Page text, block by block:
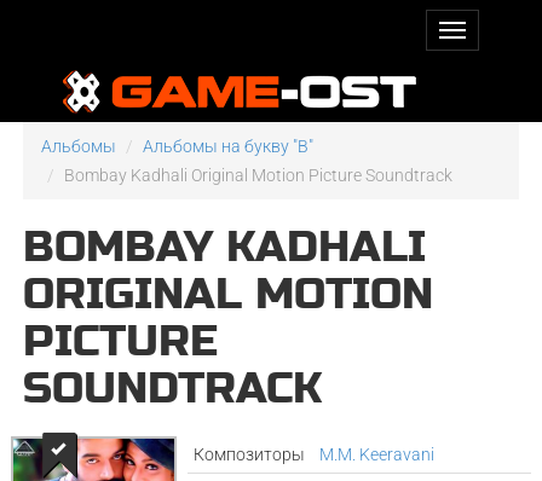
Альбомы
Альбомы на букву "B"
Bombay Kadhali Original Motion Picture Soundtrack
BOMBAY KADHALI
ORIGINAL MOTION
PICTURE
SOUNDTRACK
Композиторы
M.M. Keeravani